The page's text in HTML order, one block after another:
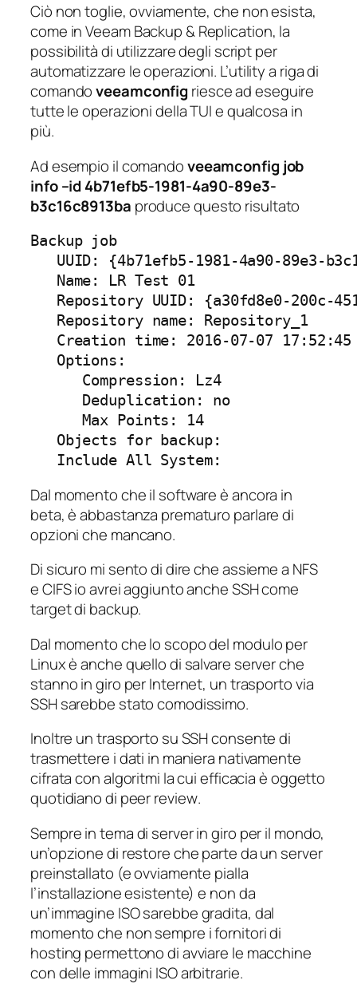
Ciò non toglie, ovviamente, che non esista,
come in Veeam Backup & Replication, la
possibilità di utilizzare degli script per
automatizzare le operazioni. L’utility a riga di
comandoveeamconfig riesce ad eseguire
tutte le operazioni della TUI e qualcosa in
più.
Ad esempio il comandoveeamconfig job
info –id 4b71efb5-1981-4a90-89e3-
b3c16c8913ba produce questo risultato
Backup job
UUID: {4b71efb5-1981-4a90-89e3-
   Name: LR Test 01
Repository UUID: {a30fd8e0-200c-
   Repository name: Repository_1
   Creation time: 2016-07-07 17:52:45
   Options:
      Compression: Lz4
      Deduplication: no
      Max Points: 14
   Objects for backup:
Dal momento che il software è ancora in
beta, è abbastanza prematuro parlare di
opzioni che mancano.
Di sicuro mi sento di dire che assieme a NFS
e CIFS io avrei aggiunto anche SSH come
target di backup.
Dal momento che lo scopo del modulo per
Linux è anche quello di salvare server che
stanno in giro per Internet, un trasporto via
SSH sarebbe stato comodissimo.
Inoltre un trasporto su SSH consente di
trasmettere i dati in maniera nativamente
cifrata con algoritmi la cui efficacia è oggetto
quotidiano di peer review.
Sempre in tema di server in giro per il mondo,
un’opzione di restore che parte da un server
preinstallato (e ovviamente pialla
l’installazione esistente) e non da
un’immagine ISO sarebbe gradita, dal
momento che non sempre i fornitori di
hosting permettono di avviare le macchine
con delle immagini ISO arbitrarie.